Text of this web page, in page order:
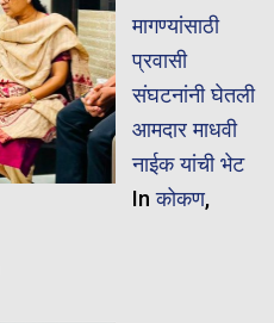
मागण्यांसाठी
प्रवासी
संघटनांनी घेतली
आमदार माधवी
नाईक यांची भेट
Inकोकण,